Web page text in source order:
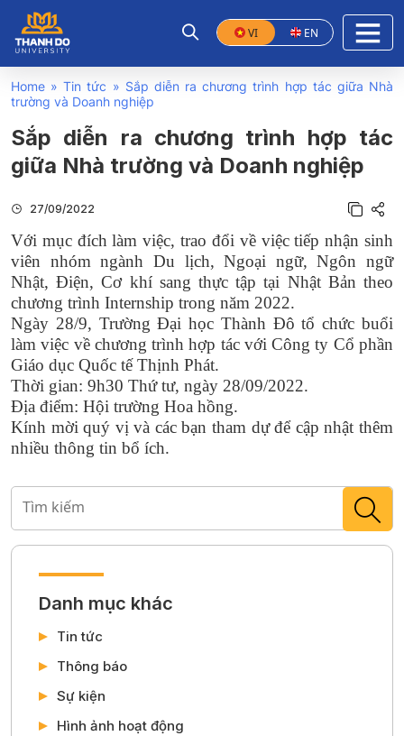
VI EN
Home »Tin tức » Sắp diễn ra chương trình hợp tác giữa Nhà
trường và Doanh nghiệp
Sắp diễn ra chương trình hợp tác
giữa Nhà trường và Doanh nghiệp
27/09/2022
Với mục đích làm việc, trao đổi về việc tiếp nhận sinh
viên nhóm ngành Du lịch, Ngoại ngữ, Ngôn ngữ
Nhật, Điện, Cơ khí sang thực tập tại Nhật Bản theo
chương trình Internship trong năm 2022.
Ngày 28/9, Trường Đại học Thành Đô tổ chức buổi
làm việc về chương trình hợp tác với Công ty Cổ phần
Giáo dục Quốc tế Thịnh Phát.
Thời gian: 9h30 Thứ tư, ngày 28/09/2022.
Địa điểm: Hội trường Hoa hồng.
Kính mời quý vị và các bạn tham dự để cập nhật thêm
nhiều thông tin bổ ích.
Danh mục khác
Tin tức
Thông báo
Sự kiện
Hình ảnh hoạt động